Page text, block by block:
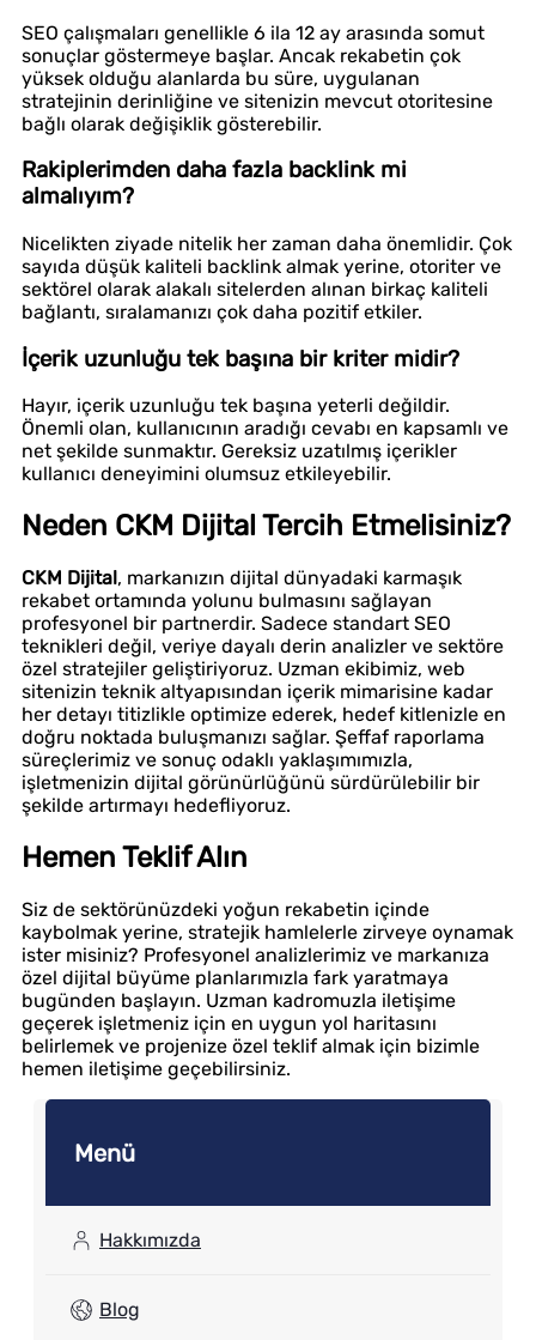
SEO çalışmaları genellikle 6 ila 12 ay arasında somut
sonuçlar göstermeye başlar. Ancak rekabetin çok
yüksek olduğu alanlarda bu süre, uygulanan
stratejinin derinliğine ve sitenizin mevcut otoritesine
bağlı olarak değişiklik gösterebilir.
Rakiplerimden daha fazla backlink mi
almalıyım?
Nicelikten ziyade nitelik her zaman daha önemlidir. Çok
sayıda düşük kaliteli backlink almak yerine, otoriter ve
sektörel olarak alakalı sitelerden alınan birkaç kaliteli
bağlantı, sıralamanızı çok daha pozitif etkiler.
İçerik uzunluğu tek başına bir kriter midir?
Hayır, içerik uzunluğu tek başına yeterli değildir.
Önemli olan, kullanıcının aradığı cevabı en kapsamlı ve
net şekilde sunmaktır. Gereksiz uzatılmış içerikler
kullanıcı deneyimini olumsuz etkileyebilir.
Neden CKM Dijital Tercih Etmelisiniz?
CKM Dijital, markanızın dijital dünyadaki karmaşık
rekabet ortamında yolunu bulmasını sağlayan
profesyonel bir partnerdir. Sadece standart SEO
teknikleri değil, veriye dayalı derin analizler ve sektöre
özel stratejiler geliştiriyoruz. Uzman ekibimiz, web
sitenizin teknik altyapısından içerik mimarisine kadar
her detayı titizlikle optimize ederek, hedef kitlenizle en
doğru noktada buluşmanızı sağlar. Şeffaf raporlama
süreçlerimiz ve sonuç odaklı yaklaşımımızla,
işletmenizin dijital görünürlüğünü sürdürülebilir bir
şekilde artırmayı hedefliyoruz.
Hemen Teklif Alın
Siz de sektörünüzdeki yoğun rekabetin içinde
kaybolmak yerine, stratejik hamlelerle zirveye oynamak
ister misiniz? Profesyonel analizlerimiz ve markanıza
özel dijital büyüme planlarımızla fark yaratmaya
bugünden başlayın. Uzman kadromuzla iletişime
geçerek işletmeniz için en uygun yol haritasını
belirlemek ve projenize özel teklif almak için bizimle
hemen iletişime geçebilirsiniz.
Menü
Hakkımızda
Blog